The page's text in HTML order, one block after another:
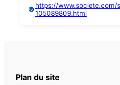
https://www.societe.com/
105089809.html
Plan du site